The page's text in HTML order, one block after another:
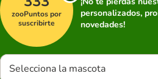
zooPuntos por
suscribirte
personalizados,
novedades!
Selecciona la mascota